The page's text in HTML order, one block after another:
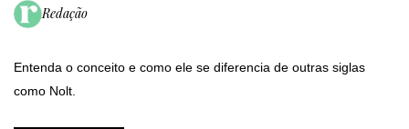
Redação
Entenda o conceito e como ele se diferencia de outras siglas
como Nolt.